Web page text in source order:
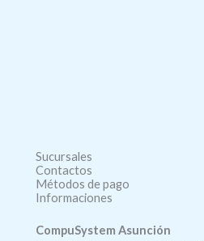
Sucursales
Contactos
Métodos de pago
Informaciones
CompuSystem Asunción